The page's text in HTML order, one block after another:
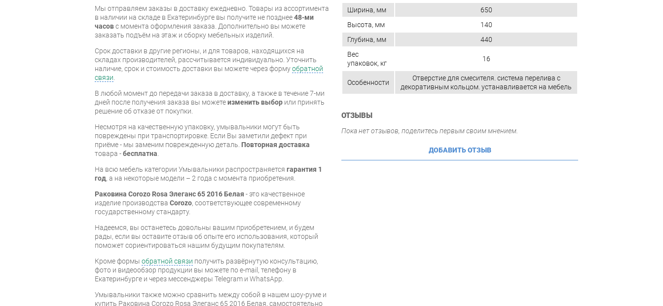
Мы отправляем заказы в доставку ежедневно. Товары из ассортимента
в наличии на складе в Екатеринбурге вы получите не позднее48-ми
часовс момента оформления заказа. Дополнительно вы можете
заказать подъём на этаж и сборку мебельных изделий.
Срок доставки в другие регионы, и для товаров, находящихся на
складах производителей, рассчитывается индивидуально. Уточнить
наличие, срок и стоимость доставки вы можете через формуобратной
связи
В любой момент до передачи заказа в доставку, а также в течение 7-ми
дней после получения заказа вы можетеизменить выбор или принять
решение об отказе от покупки.
Несмотря на качественную упаковку, умывальники могут быть
повреждены при транспортировке. Если Вы заметили дефект при
приёме - мы заменим поврежденную деталь. Повторная доставка
товара -бесплатна
На всю мебель категории Умывальники распространяется гарантия 1
год, а на некоторые модели – 2 года с момента приобретения.
Раковина Corozo Rosa Элеганс 65 2016 Белая - это качественное
изделие производства Corozo, соответствующее современному
государственному стандарту.
Надеемся, вы останетесь довольны вашим приобретением, и будем
рады, если вы оставите отзыв об опыте его использования, который
поможет сориентироваться нашим будущим покупателям.
Кроме формы обратной связи получить развёрнутую консультацию,
фото и видеообзор продукции вы можете по e-mail, телефону в
Екатеринбурге и через мессенджеры Telegram и WhatsApp.
Умывальники также можно сравнить между собой в нашем шоу-руме и
купить Раковина Corozo Rosa Элеганс 65 2016 Белая, самостоятельно
Ширина, мм
650
Высота, мм
140
Глубина, мм
440
Вес
упаковок, кг
16
Особенности
Отверстие для смесителя. система перелива с
декоративным кольцом. устанавливается на мебель
ОТЗЫВЫ
Пока нет отзывов, поделитесь первым своим мнением.
ДОБАВИТЬ ОТЗЫВ